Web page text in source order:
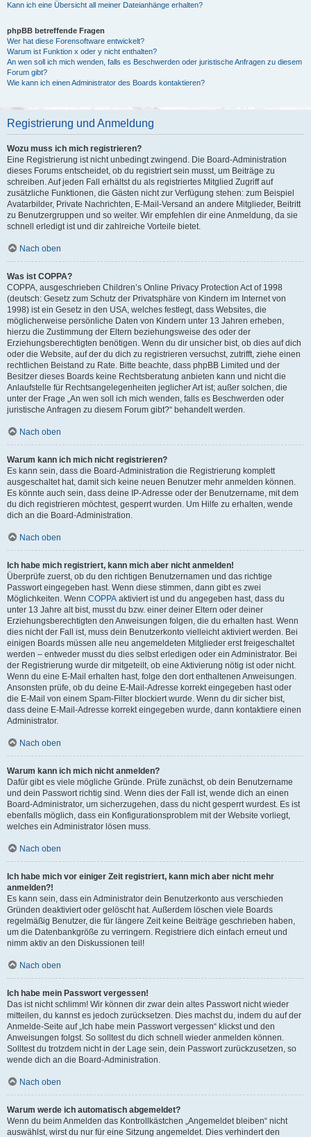
Kann ich eine Übersicht all meiner Dateianhänge erhalten?
phpBB betreffende Fragen
Wer hat diese Forensoftware entwickelt?
Warum ist Funktion x oder y nicht enthalten?
An wen soll ich mich wenden, falls es Beschwerden oder juristische Anfragen zu diesem
Forum gibt?
Wie kann ich einen Administrator des Boards kontaktieren?
Registrierung und Anmeldung
Wozu muss ich mich registrieren?
Eine Registrierung ist nicht unbedingt zwingend. Die Board-Administration
dieses Forums entscheidet, ob du registriert sein musst, um Beiträge zu
schreiben. Auf jeden Fall erhältst du als registriertes Mitglied Zugriff auf
zusätzliche Funktionen, die Gästen nicht zur Verfügung stehen: zum Beispiel
Avatarbilder, Private Nachrichten, E-Mail-Versand an andere Mitglieder, Beitritt
zu Benutzergruppen und so weiter. Wir empfehlen dir eine Anmeldung, da sie
schnell erledigt ist und dir zahlreiche Vorteile bietet.
Nach oben
Was ist COPPA?
COPPA, ausgeschrieben Children’s Online Privacy Protection Act of 1998
(deutsch: Gesetz zum Schutz der Privatsphäre von Kindern im Internet von
1998) ist ein Gesetz in den USA, welches festlegt, dass Websites, die
möglicherweise persönliche Daten von Kindern unter 13 Jahren erheben,
hierzu die Zustimmung der Eltern beziehungsweise des oder der
Erziehungsberechtigten benötigen. Wenn du dir unsicher bist, ob dies auf dich
oder die Website, auf der du dich zu registrieren versuchst, zutrifft, ziehe einen
rechtlichen Beistand zu Rate. Bitte beachte, dass phpBB Limited und der
Besitzer dieses Boards keine Rechtsberatung anbieten kann und nicht die
Anlaufstelle für Rechtsangelegenheiten jeglicher Art ist; außer solchen, die
unter der Frage „An wen soll ich mich wenden, falls es Beschwerden oder
juristische Anfragen zu diesem Forum gibt?“ behandelt werden.
Nach oben
Warum kann ich mich nicht registrieren?
Es kann sein, dass die Board-Administration die Registrierung komplett
ausgeschaltet hat, damit sich keine neuen Benutzer mehr anmelden können.
Es könnte auch sein, dass deine IP-Adresse oder der Benutzername, mit dem
du dich registrieren möchtest, gesperrt wurden. Um Hilfe zu erhalten, wende
dich an die Board-Administration.
Nach oben
Ich habe mich registriert, kann mich aber nicht anmelden!
Überprüfe zuerst, ob du den richtigen Benutzernamen und das richtige
Passwort eingegeben hast. Wenn diese stimmen, dann gibt es zwei
Möglichkeiten. Wenn COPPA aktiviert ist und du angegeben hast, dass du
unter 13 Jahre alt bist, musst du bzw. einer deiner Eltern oder deiner
Erziehungsberechtigten den Anweisungen folgen, die du erhalten hast. Wenn
dies nicht der Fall ist, muss dein Benutzerkonto vielleicht aktiviert werden. Bei
einigen Boards müssen alle neu angemeldeten Mitglieder erst freigeschaltet
werden – entweder musst du dies selbst erledigen oder ein Administrator. Bei
der Registrierung wurde dir mitgeteilt, ob eine Aktivierung nötig ist oder nicht.
Wenn du eine E-Mail erhalten hast, folge den dort enthaltenen Anweisungen.
Ansonsten prüfe, ob du deine E-Mail-Adresse korrekt eingegeben hast oder
die E-Mail von einem Spam-Filter blockiert wurde. Wenn du dir sicher bist,
dass deine E-Mail-Adresse korrekt eingegeben wurde, dann kontaktiere einen
Administrator.
Nach oben
Warum kann ich mich nicht anmelden?
Dafür gibt es viele mögliche Gründe. Prüfe zunächst, ob dein Benutzername
und dein Passwort richtig sind. Wenn dies der Fall ist, wende dich an einen
Board-Administrator, um sicherzugehen, dass du nicht gesperrt wurdest. Es ist
ebenfalls möglich, dass ein Konfigurationsproblem mit der Website vorliegt,
welches ein Administrator lösen muss.
Nach oben
Ich habe mich vor einiger Zeit registriert, kann mich aber nicht mehr
anmelden?!
Es kann sein, dass ein Administrator dein Benutzerkonto aus verschieden
Gründen deaktiviert oder gelöscht hat. Außerdem löschen viele Boards
regelmäßig Benutzer, die für längere Zeit keine Beiträge geschrieben haben,
um die Datenbankgröße zu verringern. Registriere dich einfach erneut und
nimm aktiv an den Diskussionen teil!
Nach oben
Ich habe mein Passwort vergessen!
Das ist nicht schlimm! Wir können dir zwar dein altes Passwort nicht wieder
mitteilen, du kannst es jedoch zurücksetzen. Dies machst du, indem du auf der
Anmelde-Seite auf „Ich habe mein Passwort vergessen“ klickst und den
Anweisungen folgst. So solltest du dich schnell wieder anmelden können.
Solltest du trotzdem nicht in der Lage sein, dein Passwort zurückzusetzen, so
wende dich an die Board-Administration.
Nach oben
Warum werde ich automatisch abgemeldet?
Wenn du beim Anmelden das Kontrollkästchen „Angemeldet bleiben“ nicht
auswählst, wirst du nur für eine Sitzung angemeldet. Dies verhindert den